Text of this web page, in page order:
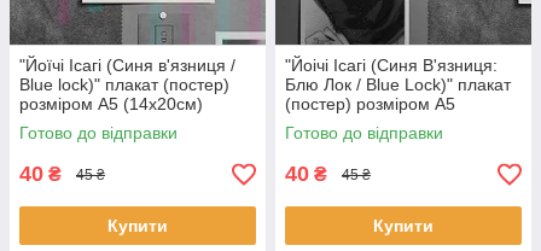
"Йоїчі Ісагі (Синя в'язниця /
Blue lock)" плакат (постер)
розміром А5 (14х20см)
Готово до відправки
40 ₴ 45 ₴
Купити
"Йоічі Ісагі (Синя В'язниця:
Блю Лок / Blue Lock)" плакат
(постер) розміром А5
(20х14см)
Готово до відправки
40 ₴ 45 ₴
Купити